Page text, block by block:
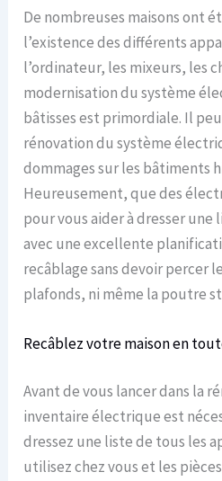
De nombreuses maisons ont
l’existence des différents
l’ordinateur, les mixeurs, les
modernisation du système
bâtisses est primordiale. Il
rénovation du système
dommages sur les bâtiments
Heureusement, que des
pour vous aider à dresser une
avec une excellente
recâblage sans devoir percer
plafonds, ni même la poutre
Recâblez votre maison en
Avant de vous lancer dans la
inventaire électrique est
dressez une liste de tous les
utilisez chez vous et les